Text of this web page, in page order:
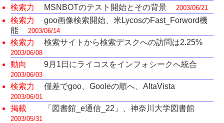
検索力 MSNBOTのテスト開始とその背景 2003/06/21
検索力
goo画像検索開始、米LycosのFast_Forword機
能
2003/06/14
検索力 検索サイトから検索デスクへの訪問は2.25%
2003/06/08
動向 9月1日にライコスをインフォシークへ統合
2003/06/03
検索力 僅差でgoo、Gooleの順へ、AltaVista
2003/06/01
掲載 「図書館_e通信_22」、神奈川大学図書館
2003/05/31